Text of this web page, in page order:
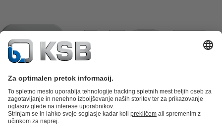
Katalog izdelkov Nadomestni deli